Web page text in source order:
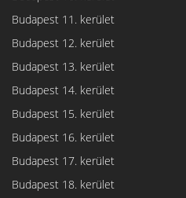
Budapest 11. kerület
Budapest 12. kerület
Budapest 13. kerület
Budapest 14. kerület
Budapest 15. kerület
Budapest 16. kerület
Budapest 17. kerület
Budapest 18. kerület